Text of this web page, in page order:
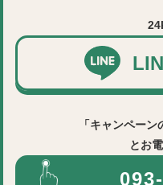
「キャンペーン
とお